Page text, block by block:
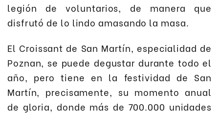
legión de voluntarios, de manera que
disfrutó de lo lindo amasando la masa.
El Croissant de San Martín, especialidad de
Poznan, se puede degustar durante todo el
año, pero tiene en la festividad de San
Martín, precisamente, su momento anual
de gloria, donde más de 700.000 unidades